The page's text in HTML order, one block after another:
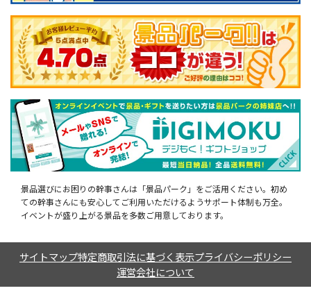
景品選びにお困りの幹事さんは「景品パーク」をご活用ください。初め
ての幹事さんにも安心してご利用いただけるようサポート体制も万全。
イベントが盛り上がる景品を多数ご用意しております。
サイトマップ特定商取引法に基づく表示プライバシーポリシー
運営会社について